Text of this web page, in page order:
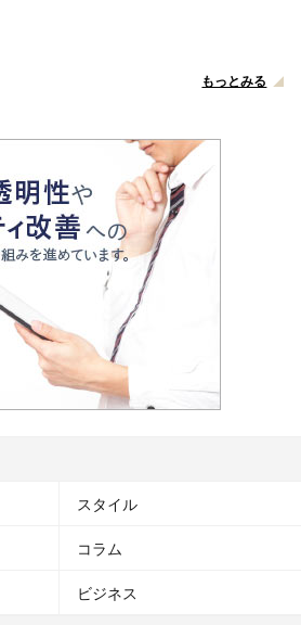
もっとみる
スタイル
コラム
ビジネス